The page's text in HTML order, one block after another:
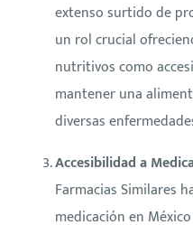
extenso surtido de
un rol crucial
nutritivos como
mantener una
diversas
Accesibilidad a
Farmacias Similares
medicación en